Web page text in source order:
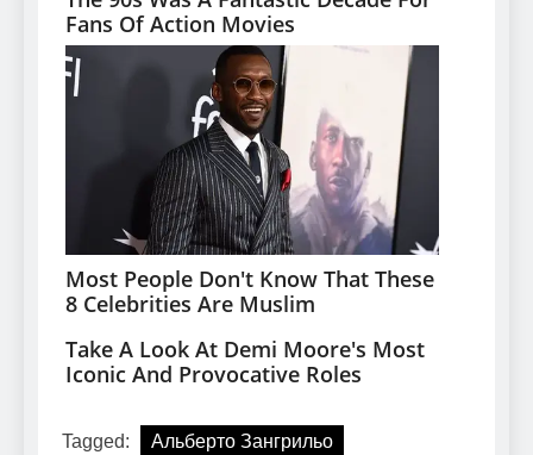
Tagged: Альберто Зангрильо